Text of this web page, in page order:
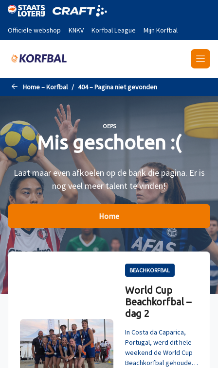
Naar de hoofdinhoud gaan
Officiële webshop KNKV Korfbal League Mijn Korfbal
Home – Korfbal 404 – Pagina niet gevonden
OEPS
Mis geschoten :(
Laat maar even afkoelen op de bank die pagina. Er is
nog veel meer talent te vinden!
Home
BEACHKORFBAL
World Cup
Beachkorfbal –
dag 2
In Costa da Caparica,
Portugal, werd dit hele
weekend de World Cup
Beachkorfbal gehouden.